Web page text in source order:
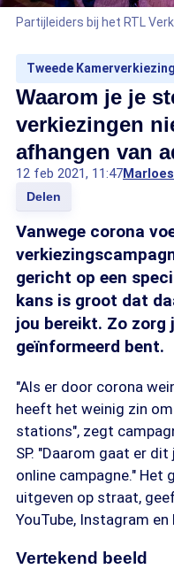
Partijleiders bij het RTL
Tweede
Waarom je je
verkiezingen
afhangen van
12 feb 2021, 11:47
Delen
Vanwege corona
gericht op een
kans is groot dat
jou bereikt. Zo zorg
geïnformeerd bent.
"Als er door corona
heeft het weinig zin
stations", zegt
SP. "Daarom gaat er
online campagne." Het
uitgeven op straat,
YouTube, Instagram en
Vertekend beeld